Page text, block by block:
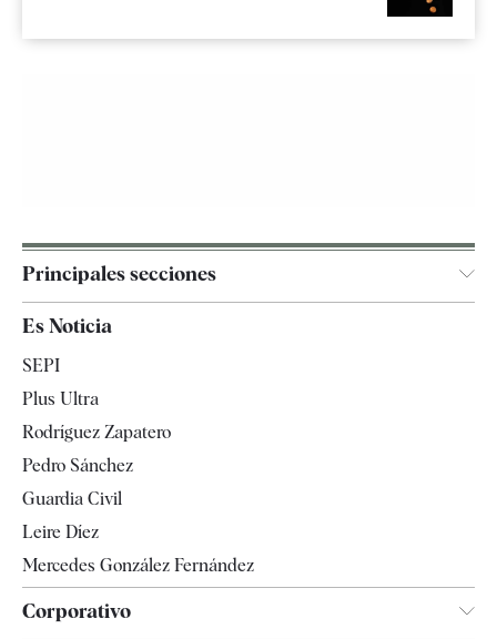
Principales secciones
España
Televisión
Es Noticia
SEPI
Plus Ultra
Rodríguez Zapatero
Pedro Sánchez
Guardia Civil
Leire Díez
Mercedes González Fernández
Corporativo